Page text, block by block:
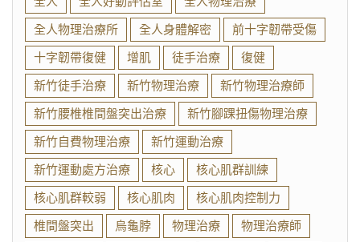
全人物理治療所
全人身體解密
前十字韌帶受傷
十字韌帶復健
增肌 徒手治療
復健
新竹徒手治療
新竹物理治療
新竹物理治療師
新竹腰椎椎間盤突出治療
新竹腳踝扭傷物理治療
新竹自費物理治療
新竹運動治療
新竹運動處方治療
核心
核心肌群訓練
核心肌群較弱
核心肌肉
核心肌肉控制力
椎間盤突出
烏龜脖 物理治療
物理治療師